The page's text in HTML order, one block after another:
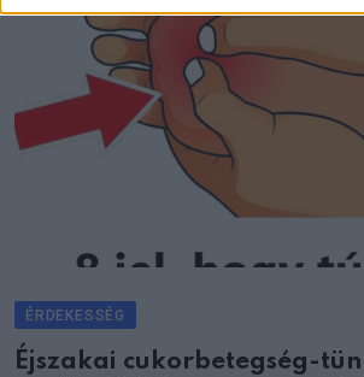
ÉRDEKESSÉG
Éjszakai cukorbetegség-